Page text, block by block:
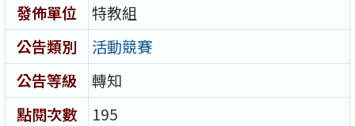
發佈單位
特教組
公告類別
活動競賽
公告等級
轉知
點閱次數
195